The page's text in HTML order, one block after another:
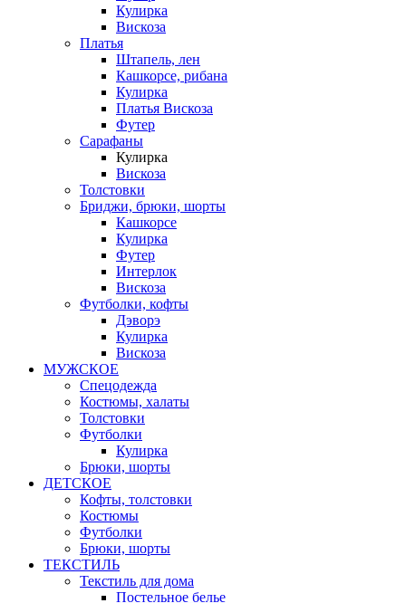
Кулирка
Вискоза
Платья
Штапель, лен
Кашкорсе, рибана
Кулирка
Платья Вискоза
Футер
Сарафаны
Кулирка
Вискоза
Толстовки
Бриджи, брюки, шорты
Кашкорсе
Кулирка
Футер
Интерлок
Вискоза
Футболки, кофты
Дэворэ
Кулирка
Вискоза
МУЖСКОЕ
Спецодежда
Костюмы, халаты
Толстовки
Футболки
Кулирка
Брюки, шорты
ДЕТСКОЕ
Кофты, толстовки
Костюмы
Футболки
Брюки, шорты
ТЕКСТИЛЬ
Текстиль для дома
Постельное белье